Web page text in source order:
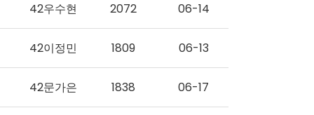
42우수현 2072 06-14
42이정민 1809 06-13
42문가은 1838 06-17